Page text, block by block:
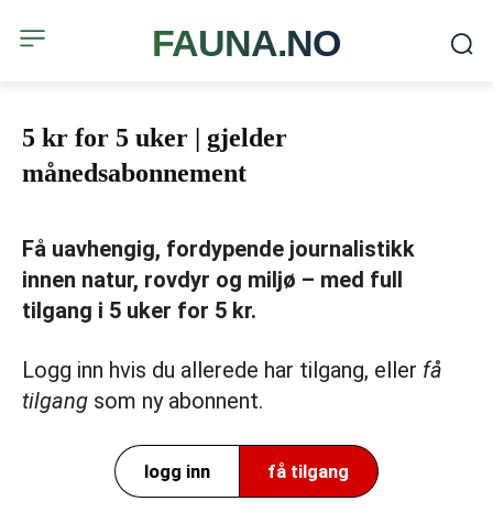
FAUNA.NO
5 kr for 5 uker | gjelder
månedsabonnement
Få uavhengig, fordypende journalistikk
innen natur, rovdyr og miljø – med full
tilgang i 5 uker for 5 kr.
Logg inn hvis du allerede har tilgang, eller få
tilgang som ny abonnent.
logg inn få tilgang